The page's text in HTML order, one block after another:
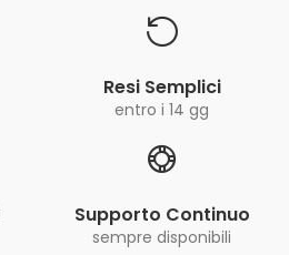
Resi Semplici
entro i 14 gg
Supporto Continuo
sempre disponibili